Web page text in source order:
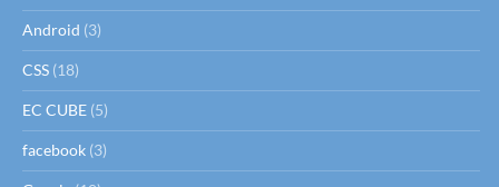
Android (3)
CSS (18)
EC CUBE (5)
facebook (3)